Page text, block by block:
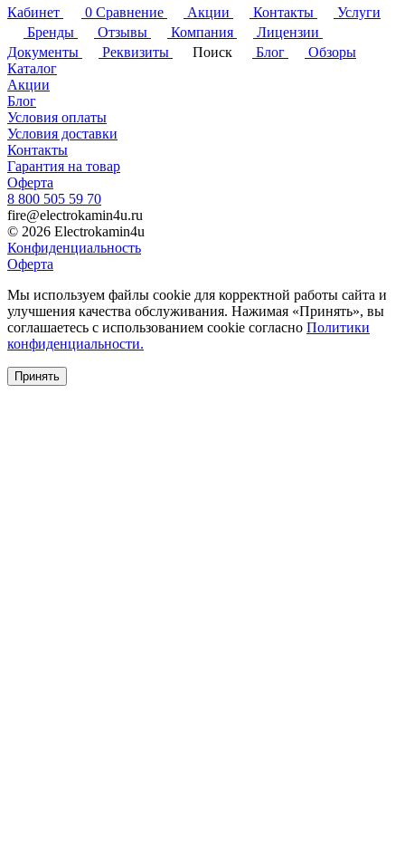
Кабинет
0 Сравнение Акции Контакты
Услуги
Бренды
Отзывы Компания
Лицензии
Документы
Реквизиты Поиск Блог
Обзоры
Каталог
Акции
Блог
Условия оплаты
Условия доставки
Контакты
Гарантия на товар
Оферта
8 800 505 59 70
fire@electrokamin4u.ru
© 2026 Electrokamin4u
Конфиденциальность
Оферта
Мы используем файлы cookie для корректной работы сайта и
улучшения качества обслуживания. Нажимая «Принять», вы
соглашаетесь с использованием cookie согласно Политики
конфиденциальности.
Принять